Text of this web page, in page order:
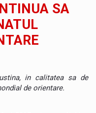
SA
in calitatea sa de
de orientare.